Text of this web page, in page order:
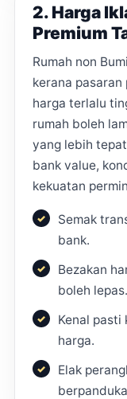
2. Harga
Premium
Rumah non
kerana
harga terlalu
rumah boleh
yang lebih
bank value,
kekuatan
Semak
bank.
Bezakan
boleh lepas.
Kenal pasti
harga.
Elak